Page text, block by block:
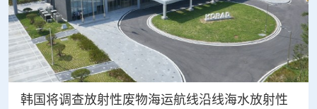
韩国将调查放射性废物海运航线沿线海水放射性